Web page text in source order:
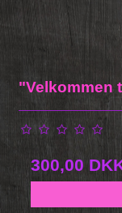
"Velkommen
300,00